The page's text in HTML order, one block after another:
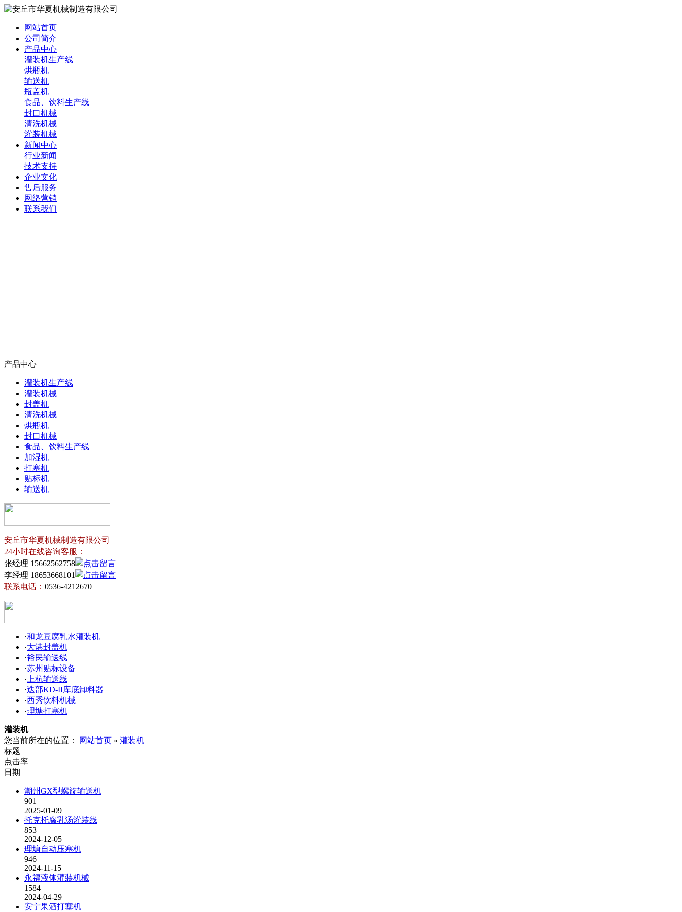
网站首页
公司简介
产品中心
灌装机生产线
烘瓶机
输送机
瓶盖机
食品、饮料生产线
封口机械
清洗机械
灌装机械
新闻中心
行业新闻
技术支持
企业文化
售后服务
网络营销
联系我们
产品中心
灌装机生产线
灌装机械
封盖机
清洗机械
烘瓶机
封口机械
食品、饮料生产线
加湿机
打塞机
贴标机
输送机
安丘市华夏机械制造有限公司
24小时在线咨询客服：
张经理 15662562758
李经理 18653668101
联系电话： 0536-4212670
·和龙豆腐乳水灌装机
·大港封盖机
·裕民输送线
·苏州贴标设备
· 上杭输送线
·迭部KD-II库底卸料器
·西秀饮料机械
·理塘打塞机
灌装机
您当前所在的位置：
网站首页 » 灌装机
标题
点击率
日期
潮州GX型螺旋输送机
901
2025-01-09
托克托腐乳汤灌装线
853
2024-12-05
理塘自动压塞机
946
2024-11-15
永福液体灌装机械
1584
2024-04-29
安宁果酒打塞机